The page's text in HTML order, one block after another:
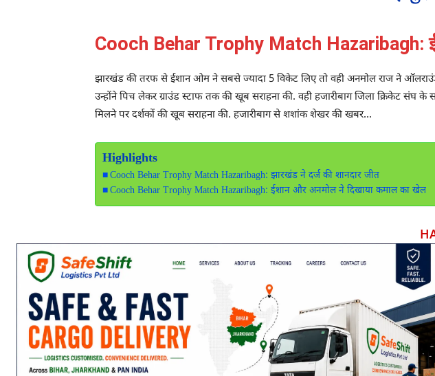
Cooch Behar Trophy Match Hazaribagh:
झारखंड की तरफ से ईशान ओम ने सबसे ज्यादा 5 विकेट लिए तो वही अनमोल राज ने
उन्होंने पिच लेकर ग्राउंड स्टाफ तक की खूब सराहना की. वही हजारीबाग जिला क्रिकेट संघ
मिलने पर दर्शकों की खूब सराहना की. हजारीबाग से शशांक शेखर की खबर…
Highlights
Cooch Behar Trophy Match Hazaribagh: झारखंड ने दर्ज की शानदार जीत
Cooch Behar Trophy Match Hazaribagh: ईशान और अनमोल ने दिखाया कमाल का खेल